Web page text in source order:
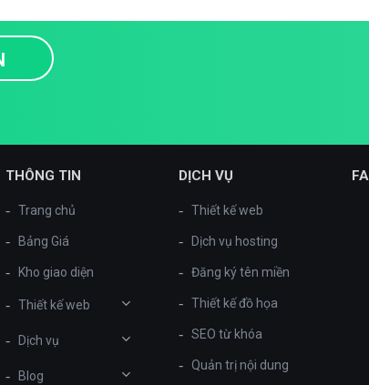
THÔNG TIN
Trang chủ
Bảng Giá
Kho giao diện
Thiết kế web
Dịch vụ
Blog
DỊCH VỤ
Thiết kế web
Dịch vụ hosting
Đăng ký tên miền
Thiết kế đồ họa
SEO từ khóa
Quản trị nội dung